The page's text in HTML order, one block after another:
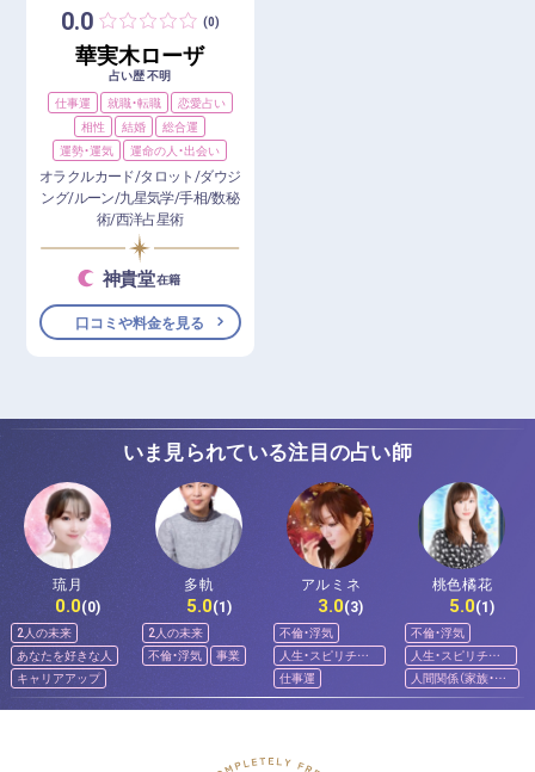
0.0 (0)
華実木ローザ
占い歴 不明
仕事運
就職・転職
恋愛占い
相性
結婚
総合運
運勢・運気
運命の人・出会い
オラクルカード/タロット/ダウジ
ング/ルーン/九星気学/手相/数秘
術/西洋占星術
神貴堂在籍
口コミや料金を見る
いま見られている注目の占い師
琉月
0.0(0)
2人の未来
あなたを好きな人
キャリアアップ
多軌
5.0(1)
2人の未来
不倫・浮気
事業
アルミネ
3.0(3)
不倫・浮気
人生・スピリチュ
アル
仕事運
桃色橘花
5.0(1)
不倫・浮気
人生・スピリチュ
アル
人間関係（家族・友
人）